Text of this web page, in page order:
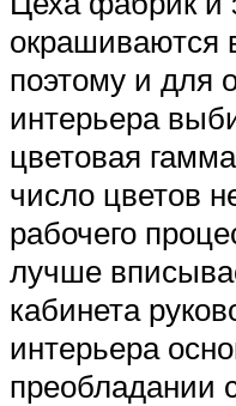
окрашиваются
поэтому и для
интерьера
цветовая
число цветов
рабочего
лучше
кабинета
интерьера
преобладании